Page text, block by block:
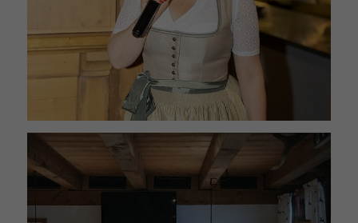
Mehrere - variieren zwischen 2 Jahren
und 6 Monaten oder noch kürzer.